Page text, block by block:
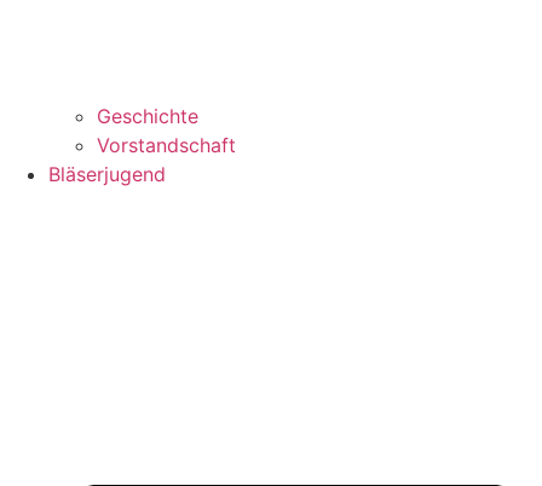
Geschichte
Vorstandschaft
Bläserjugend